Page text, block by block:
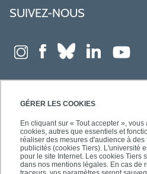
GÉRER LES COOKIES
En cliquant sur « Tout accepter »,
cookies, autres que essentiels et
réaliser des mesures d'audience à
publicités (cookies Tiers). L'université
pour le site Internet. Les cookies Tiers
dans nos mentions légales. En cas de
SUIVEZ-NOUS